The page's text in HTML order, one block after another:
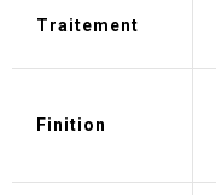
Traitement
Finition